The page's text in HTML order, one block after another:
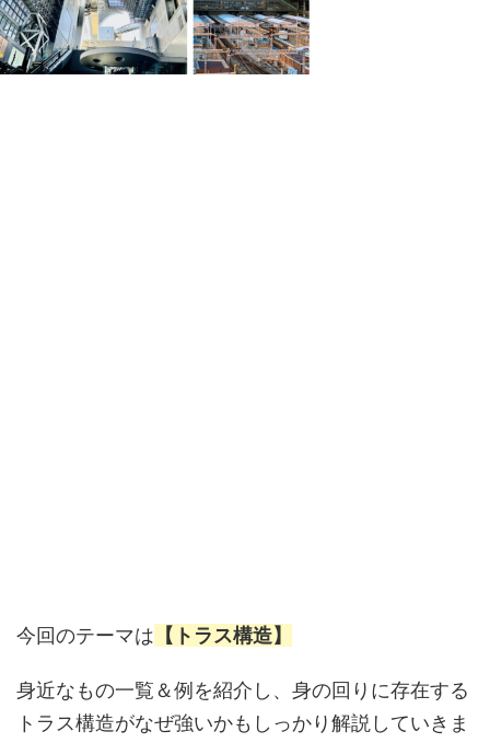
今回のテーマは 【トラス構造】
身近なもの一覧＆例を紹介し、身の回りに存在する
トラス構造がなぜ強いかもしっかり解説していきま